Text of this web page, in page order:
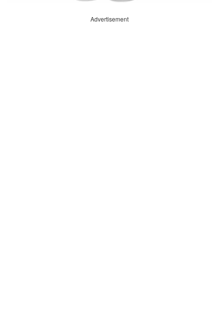
Advertisement